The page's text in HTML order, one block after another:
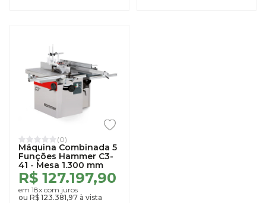
(0)
Máquina Combinada 5
Funções Hammer C3-
41 - Mesa 1.300 mm
R$ 127.197,90
em 18x com juros
ou R$ 123.381,97 à vista